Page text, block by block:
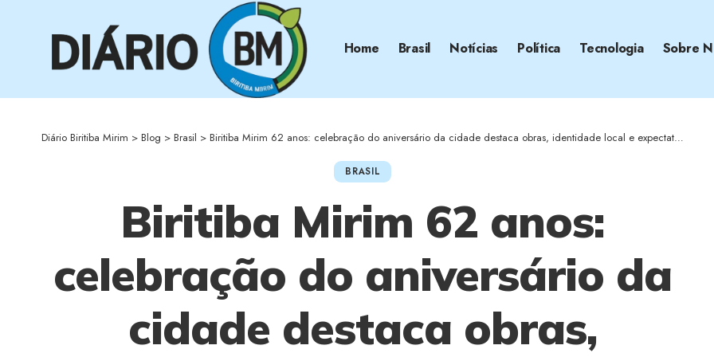
Home Brasil Notícias Política Tecnologia Sobre
Diário Biritiba Mirim > Blog > Brasil > Biritiba Mirim 62 anos: celebração do aniversário da cidade destaca obras, identidade local e expectativas de desenvolvimento
BRASIL
Biritiba Mirim 62 anos:
celebração do aniversário da
cidade destaca obras,